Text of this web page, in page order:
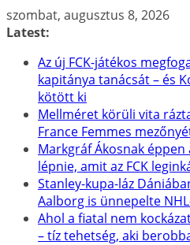
Skip
to
szombat, augusztus 8, 2026
Latest:
Az új FCK-játékos
kapitánya tanácsát – és
kötött ki
Mellméret körüli vita
France Femmes
Markgráf Ákosnak
lépnie, amit az FCK
Stanley-kupa-láz
Aalborg is ünnepelte
Ahol a fiatal nem
– tíz tehetség, aki